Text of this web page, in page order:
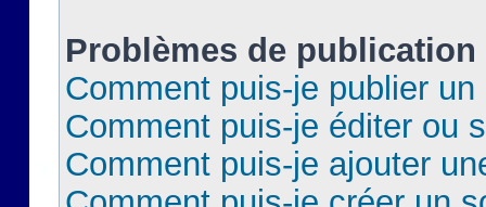
Problèmes de publication
Comment puis-je publier
Comment puis-je éditer ou
Comment puis-je ajouter